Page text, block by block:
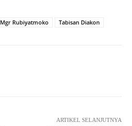
Mgr Rubiyatmoko Tabisan Diakon
ARTIKEL SELANJUTNYA